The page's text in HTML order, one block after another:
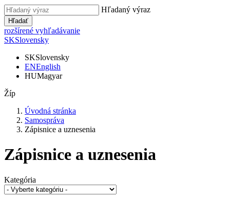
Hľadaný výraz
Hľadať
rozšírené vyhľadávanie
SKSlovensky
SKSlovensky
ENEnglish
HUMagyar
Žíp
Úvodná stránka
Samospráva
Zápisnice a uznesenia
Zápisnice a uznesenia
Kategória